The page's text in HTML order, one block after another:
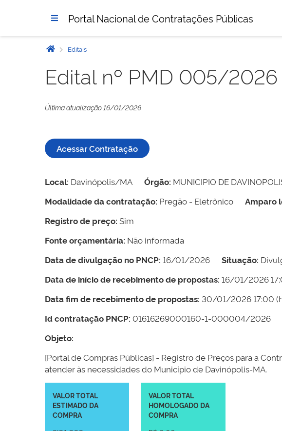
Portal Nacional de Contratações Públicas
Editais
Edital nº PMD 005/2026
Última atualização 16/01/2026
Acessar Contratação
Local: Davinópolis/MA Órgão: MUNICIPIO DE
Modalidade da contratação: Pregão - Eletrônico Amparo
Registro de preço: Sim
Fonte orçamentária: Não informada
Data de divulgação no PNCP: 16/01/2026 Situação:
Data de início de recebimento de propostas: 16/01/2026
Data fim de recebimento de propostas: 30/01/2026 17:00
Id contratação PNCP: 01616269000160-1-000004/2026
Objeto:
[Portal de Compras Públicas] - Registro de Preços para a
atender às necessidades do Município de Davinópolis-MA.
VALOR TOTAL
ESTIMADO DA
COMPRA
VALOR TOTAL
HOMOLOGADO DA
COMPRA